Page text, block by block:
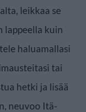
leikkaa se
lappeella kuin
haluamallasi
tai
hetki ja lisää
neuvoo Itä-